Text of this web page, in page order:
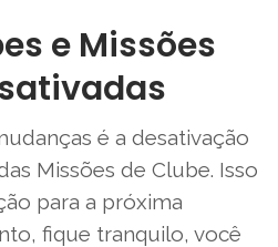
e Missões
é a desativação
Missões de Clube. Isso
para a próxima
fique tranquilo, você